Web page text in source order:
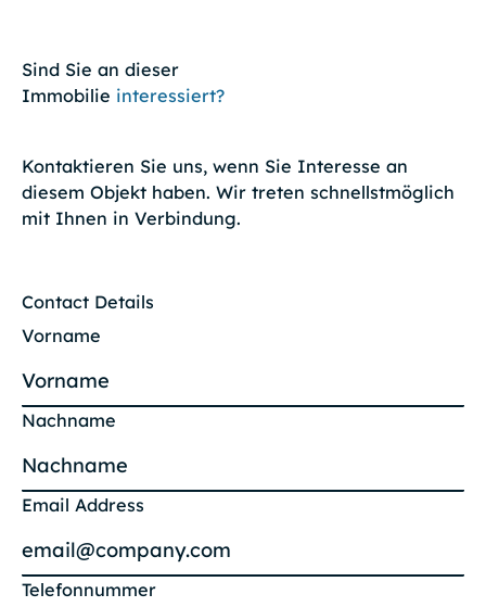
Sind Sie an dieser
Immobilie interessiert?
Kontaktieren Sie uns, wenn Sie Interesse an
diesem Objekt haben. Wir treten schnellstmöglich
mit Ihnen in Verbindung.
Contact Details
Vorname
Nachname
Email Address
Telefonnummer